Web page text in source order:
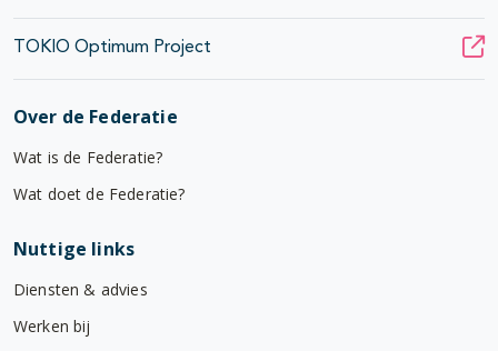
TOKIO Optimum Project
Over de Federatie
Wat is de Federatie?
Wat doet de Federatie?
Nuttige links
Diensten & advies
Werken bij